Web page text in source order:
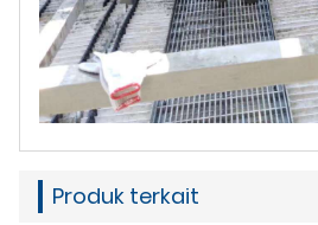
Produk terkait